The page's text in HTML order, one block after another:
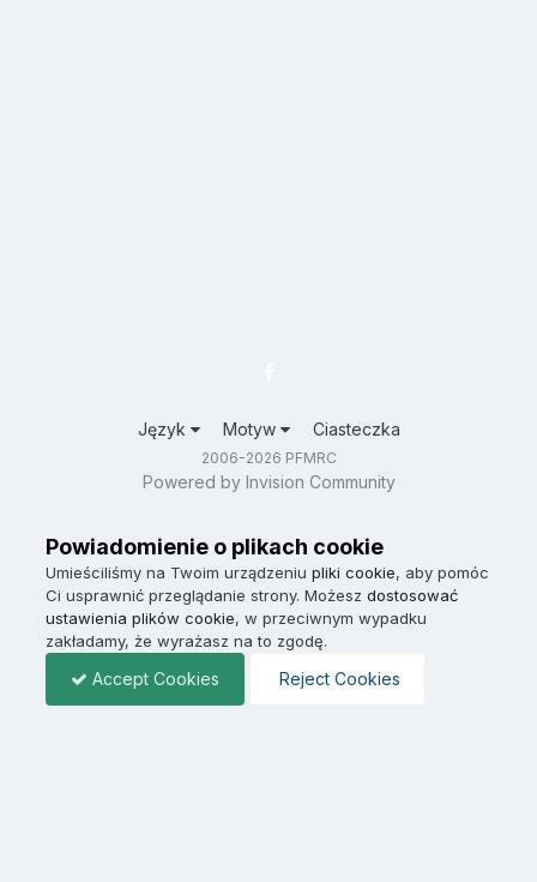
Język Motyw Ciasteczka
2006-2026 PFMRC
Powered by Invision Community
Powiadomienie o plikach cookie
Umieściliśmy na Twoim urządzeniu pliki cookie, aby pomóc
Ci usprawnić przeglądanie strony. Możesz dostosować
ustawienia plików cookie, w przeciwnym wypadku
zakładamy, że wyrażasz na to zgodę.
Accept Cookies Reject Cookies